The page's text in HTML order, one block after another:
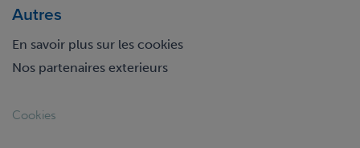
Autres
En savoir plus sur les cookies
Nos partenaires exterieurs
Footer
Cookies